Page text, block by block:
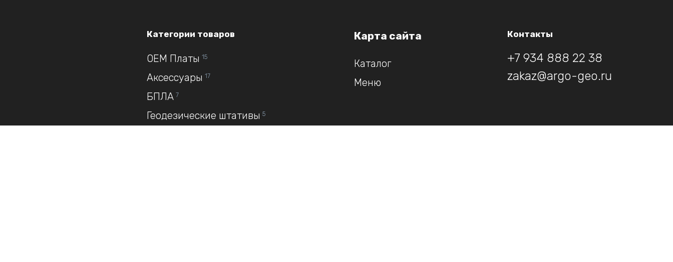
Категории товаров
OEM Платы 15
Аксессуары 17
БПЛА 7
Геодезические штативы 5
Карта сайта
Каталог
Меню
Контакты
+7 934 888 22 38
zakaz@argo-geo.ru